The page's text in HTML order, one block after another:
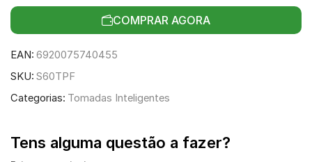
COMPRAR AGORA
EAN: 6920075740455
SKU: S60TPF
Categorias: Tomadas Inteligentes
Tens alguma questão a fazer?